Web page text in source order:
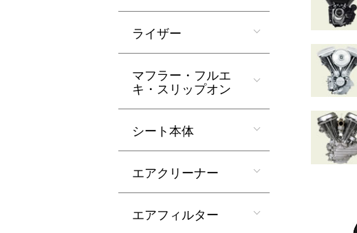
ライザー
マフラー・フルエ
キ・スリップオン
シート本体
エアクリーナー
エアフィルター